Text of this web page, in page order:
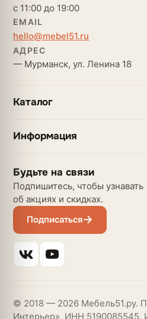
с 11:00 до 19:00
EMAIL
hello@mebel51.ru
АДРЕС
— Мурманск, ул. Ленина 18
Каталог
Информация
Будьте на связи
Подпишитесь, чтобы узнавать
об акциях и скидках.
Подписаться
© 2018 — 2026 Мебель51.ру.
Интерьер», ИНН 5190085545.